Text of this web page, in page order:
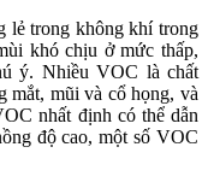
lẻ trong không khí trong
khó chịu ở mức thấp,
ý. Nhiều VOC là chất
mắt, mũi và cổ họng, và
nhất định có thể dẫn
độ cao, một số VOC